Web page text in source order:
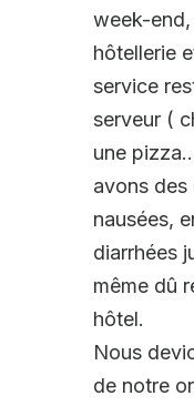
week-end,
hôtellerie
service
serveur (
une
avons des
nausées,
diarrhées
même dû
hôtel.
Nous
de notre